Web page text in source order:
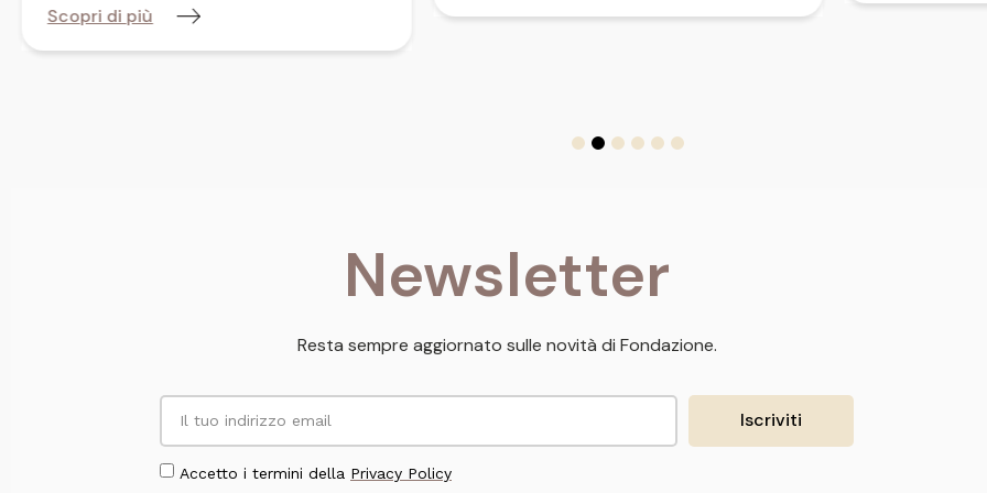
Scopri di più
Newsletter
Resta sempre aggiornato sulle novità di Fondazione.
Accetto i termini della Privacy Policy
Iscriviti